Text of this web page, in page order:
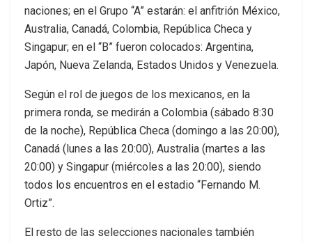
naciones; en el Grupo “A” estarán: el anfitrión México,
Australia, Canadá, Colombia, República Checa y
Singapur; en el “B” fueron colocados: Argentina,
Japón, Nueva Zelanda, Estados Unidos y Venezuela.
Según el rol de juegos de los mexicanos, en la
primera ronda, se medirán a Colombia (sábado 8:30
de la noche), República Checa (domingo a las 20:00),
Canadá (lunes a las 20:00), Australia (martes a las
20:00) y Singapur (miércoles a las 20:00), siendo
todos los encuentros en el estadio “Fernando M.
Ortiz”.
El resto de las selecciones nacionales también